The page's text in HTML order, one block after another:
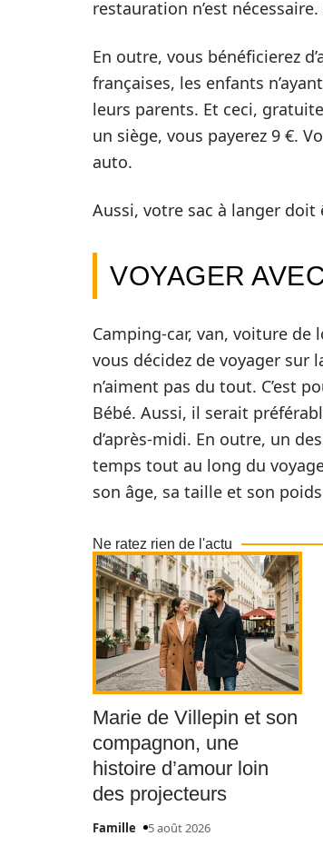
restauration n’est
En outre, vous bénéficierez
françaises, les enfants
leurs parents. Et ceci,
un siège, vous payerez 9 €.
auto.
Aussi, votre sac à langer
VOYAGER
Camping-car, van, voiture de
vous décidez de voyager sur
n’aiment pas du tout. C’est
Bébé. Aussi, il serait
d’après-midi. En outre, un
temps tout au long du
son âge, sa taille et son
Ne ratez rien de l'actu
Marie de Villepin et son
compagnon, une
histoire d’amour loin
des projecteurs
Famille 5 août 2026